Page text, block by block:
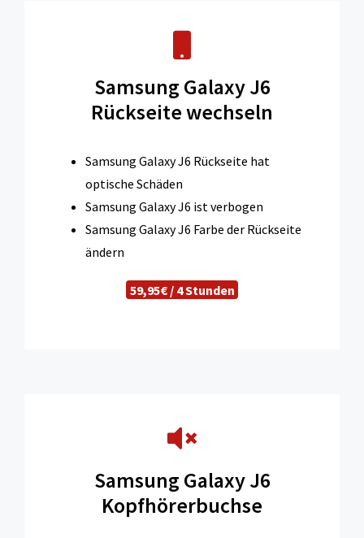
Samsung Galaxy J6
Rückseite wechseln
Samsung Galaxy J6 Rückseite hat
optische Schäden
Samsung Galaxy J6 ist verbogen
Samsung Galaxy J6 Farbe der Rückseite
ändern
59,95€ / 4 Stunden
Samsung Galaxy J6
Kopfhörerbuchse